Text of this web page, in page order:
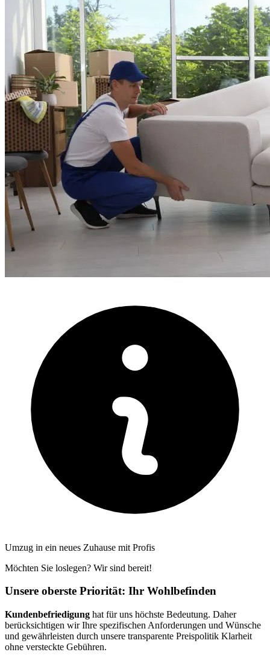
Umzug in ein neues Zuhause mit Profis
Möchten Sie loslegen? Wir sind bereit!
Unsere oberste Priorität: Ihr Wohlbefinden
Kundenbefriedigung hat für uns höchste Bedeutung. Daher
berücksichtigen wir Ihre spezifischen Anforderungen und Wünsche
und gewährleisten durch unsere transparente Preispolitik Klarheit
ohne versteckte Gebühren.